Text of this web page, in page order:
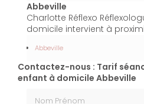
Abbeville
Charlotte Réflexo
domicile intervient à
Abbeville
Contactez-nous : Tarif
enfant à domicile Abbeville